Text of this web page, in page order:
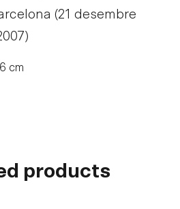
(21 desembre
cm
products